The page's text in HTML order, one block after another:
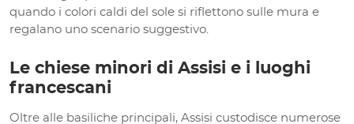
quando i colori caldi del sole si riflettono sulle mura e
regalano uno scenario suggestivo.
Le chiese minori di Assisi e i luoghi
francescani
Oltre alle basiliche principali, Assisi custodisce numerose